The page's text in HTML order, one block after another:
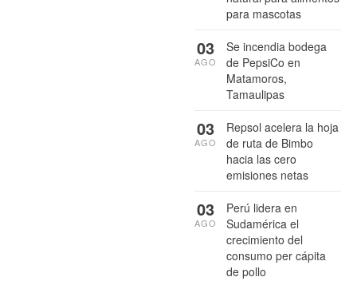
para mascotas
Se incendia bodega
de PepsiCo en
Matamoros,
Tamaulipas
03
AGO
Repsol acelera la hoja
de ruta de Bimbo
hacia las cero
emisiones netas
03
AGO
Perú lidera en
Sudamérica el
crecimiento del
consumo per cápita
de pollo
03
AGO